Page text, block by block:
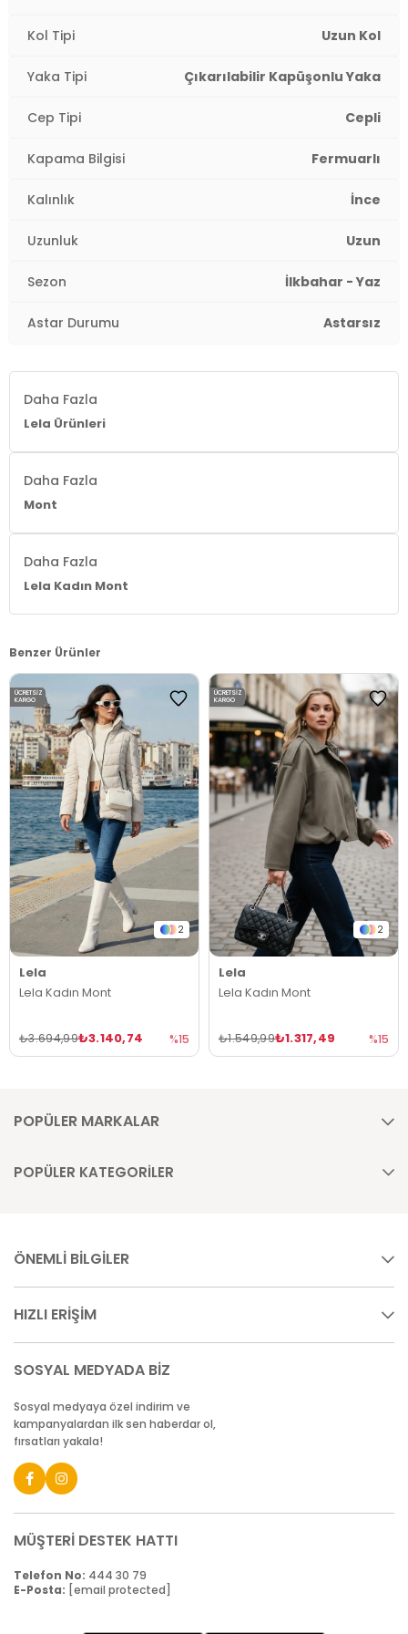
Kol Tipi Uzun Kol
Yaka Tipi Çıkarılabilir Kapüşonlu Yaka
Cep Tipi Cepli
Kapama Bilgisi Fermuarlı
Kalınlık İnce
Uzunluk Uzun
Sezon İlkbahar - Yaz
Astar Durumu Astarsız
Daha Fazla
Lela Ürünleri
Daha Fazla
Mont
Daha Fazla
Lela Kadın Mont
Benzer Ürünler
2
Lela
Lela Kadın Mont
₺3.140,74
₺3.694,99 %15
ÜCRETSIZ
KARGO
2
Lela
Lela Kadın Mont
₺1.317,49
₺1.549,99 %15
ÜCRETSIZ
KARGO
POPÜLER MARKALAR
POPÜLER KATEGORİLER
ÖNEMLİ BİLGİLER
HIZLI ERİŞİM
SOSYAL MEDYADA BİZ
Sosyal medyaya özel indirim ve
kampanyalardan ilk sen haberdar ol,
fırsatları yakala!
MÜŞTERİ DESTEK HATTI
Telefon No: 444 30 79
E-Posta: [email protected]